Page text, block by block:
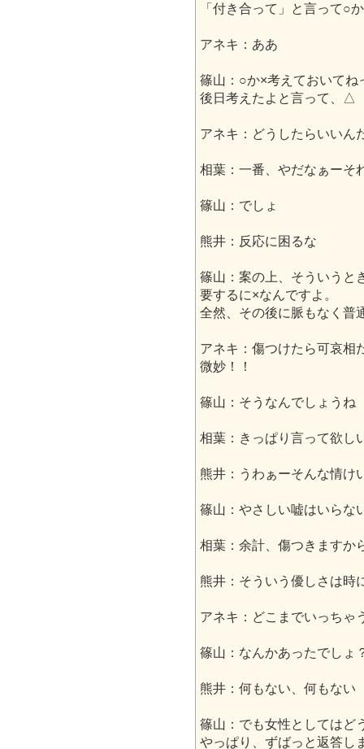
「付き合って」と言って○
アネキ：ああ
篠山：○か×考えておいてね
後日考えたよと言って、△
アネキ：どうしたらいいん
相葉：一番、やだなぁーそ
篠山：でしょ
熊井：反応に困るな
篠山：案の上、そういう
要するに×なんですよ。
全然、その後に脈もなく普
アネキ：傷つけたら可哀相
微妙！！
篠山：そうなんでしょうね
相葉：きっぱり言って欲し
熊井：うわぁーそんな情け
篠山：やさしい嘘はいらな
相葉：余計、傷つきますか
熊井：そういう優しさは
アネキ：どこまでいっちゃ
篠山：なんかあったでしょ
熊井：何もない、何もない
篠山：でも女性としてはど
やっぱり、ずばっと返答し